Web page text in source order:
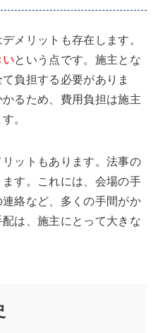
メリットも存在します。
いという点です。施主とな
負担する必要がありま
るため、費用負担は施主
。
リットもあります。法事の
す。これには、会場の手
絡など、多くの手間がか
は、施主にとって大きな